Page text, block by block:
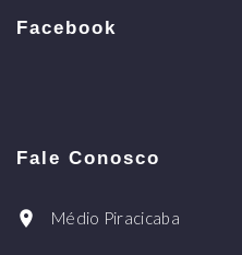
Facebook
Fale Conosco
Médio Piracicaba